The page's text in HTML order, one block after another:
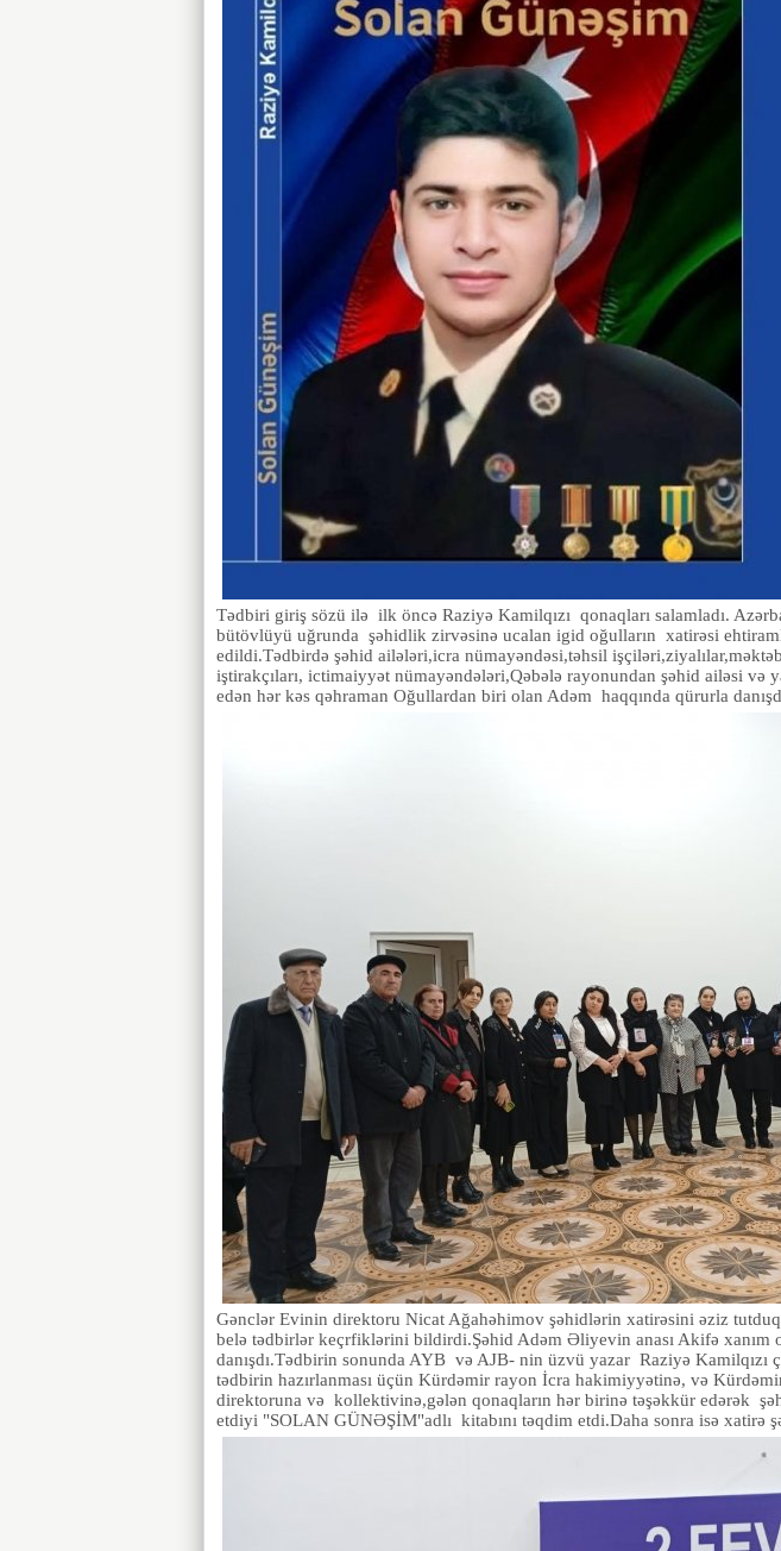
Tədbiri giriş sözü ilə ilk öncə Raziyə Kamilqızı qonaqları salamladı.
bütövlüyü uğrunda şəhidlik zirvəsinə ucalan igid oğulların xatirəsi
edildi.Tədbirdə şəhid ailələri,icra nümayəndəsi,təhsil
iştirakçıları, ictimaiyyət nümayəndələri,Qəbələ rayonundan şəhid ailəsi və
edən hər kəs qəhraman Oğullardan biri olan Adəm haqqında qürurla
Gənclər Evinin direktoru Nicat Ağahəhimov şəhidlərin xatirəsini əziz
belə tədbirlər keçrfiklərini bildirdi.Şəhid Adəm Əliyevin anası Akifə xanım
danışdı.Tədbirin sonunda AYB və AJB- nin üzvü yazar Raziyə Kamilqızı
tədbirin hazırlanması üçün Kürdəmir rayon İcra hakimiyyətinə, və
direktoruna və kollektivinə,gələn qonaqların hər birinə təşəkkür edərək
etdiyi "SOLAN GÜNƏŞİM"adlı kitabını təqdim etdi.Daha sonra isə xatirə